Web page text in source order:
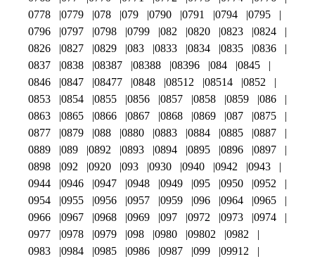
0778
0779 078 079 0790 0791 0794
0795
0796
0797 0798 0799 082 0820 0823
0824
0826
0827 0829 083 0833 0834 0835
0836
0837
0838 08387 08388 08396 084
0845
0846
0847 08477 0848 08512 08514
0852
0853
0854 0855 0856 0857 0858 0859
086
0863
0865 0866 0867 0868 0869 087
0875
0877
0879 088 0880 0883 0884 0885
0887
0889
089 0892 0893 0894 0895 0896
0897
0898
092 0920 093 0930 0940 0942
0943
0944
0946 0947 0948 0949 095 0950
0952
0954
0955 0956 0957 0959 096 0964
0965
0966
0967 0968 0969 097 0972 0973
0974
0977
0978 0979 098 0980 09802
0982
0983
0984 0985 0986 0987 099
09912